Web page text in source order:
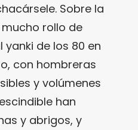
Sobre la
rollo de
de los 80 en
con hombreras
y volúmenes
han
y abrigos, y